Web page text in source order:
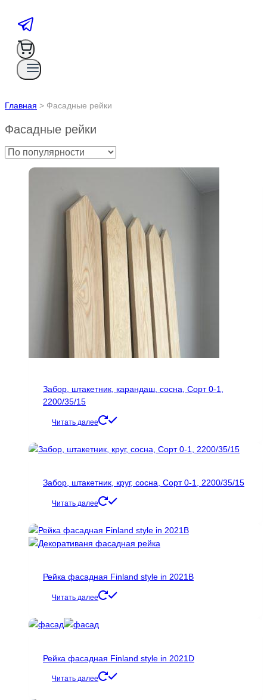
Главная > Фасадные рейки
Фасадные рейки
Забор, штакетник, карандаш, сосна, Сорт 0-1,
2200/35/15
Читать далее
Забор, штакетник, круг, сосна, Сорт 0-1, 2200/35/15
Читать далее
Рейка фасадная Finland style in 2021B
Читать далее
Рейка фасадная Finland style in 2021D
Читать далее